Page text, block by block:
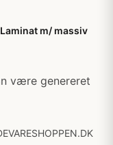
m/ massiv
være genereret